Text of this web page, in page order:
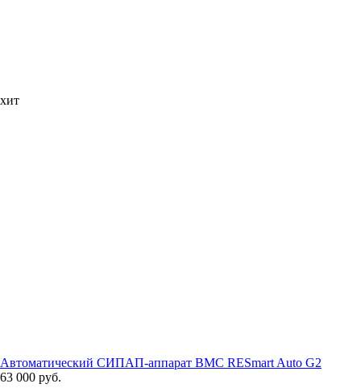
хит
Автоматический СИПАП-аппарат BMC RESmart Auto G2
63 000 руб.